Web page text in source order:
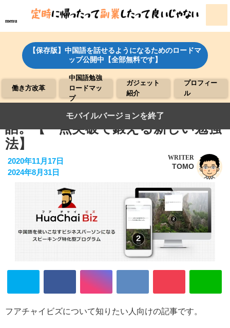
menu
【保存版】中国語を話せるようになるためのロードマ
ップ公開中【全部無料です】
働き方改革
中国語勉強
ロードマッ
プ
ガジェット
紹介
プロフィー
ル
フアチャイビズでビジネス中国語会
話。【一点突破で鍛える新しい勉強
法】
2020年11月17日
2024年8月31日
WRITER
TOMO
フアチャイビズについて知りたい人向けの記事です。
モバイルバージョンを終了